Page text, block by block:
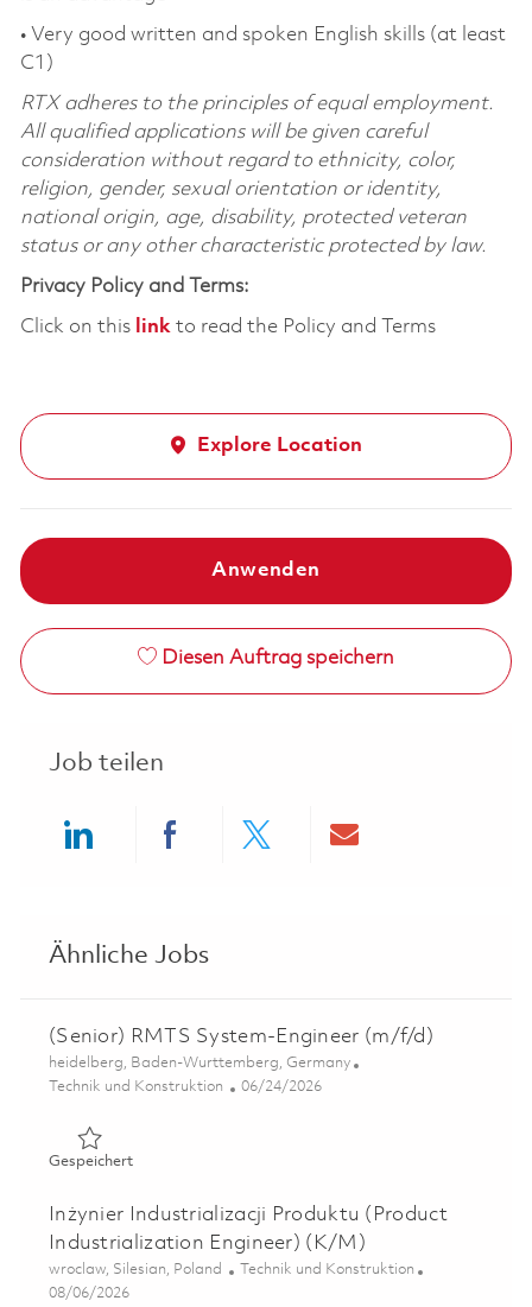
• Very good written and spoken English skills (at least
C1)
RTX adheres to the principles of equal employment.
All qualified applications will be given careful
consideration without regard to ethnicity, color,
religion, gender, sexual orientation or identity,
national origin, age, disability, protected veteran
status or any other characteristic protected by law.
Privacy Policy and Terms:
Click on this linkto read the Policy and Terms
Explore Location
Anwenden
Diesen Auftrag speichern
Job teilen
Ähnliche Jobs
(Senior) RMTS System-Engineer (m/f/d)
Ort
heidelberg, Baden-Wurttemberg, Germany
Kategorie
Technik und Konstruktion Posted Date
06/24/2026
GespeichertGespeichert (Senior) RMTS System-Engineer (m/f/d)
Inżynier Industrializacji Produktu (Product
Industrialization Engineer) (K/M)
Ort
wroclaw, Silesian, Poland Kategorie
Technik und Konstruktion
Posted Date
08/06/2026